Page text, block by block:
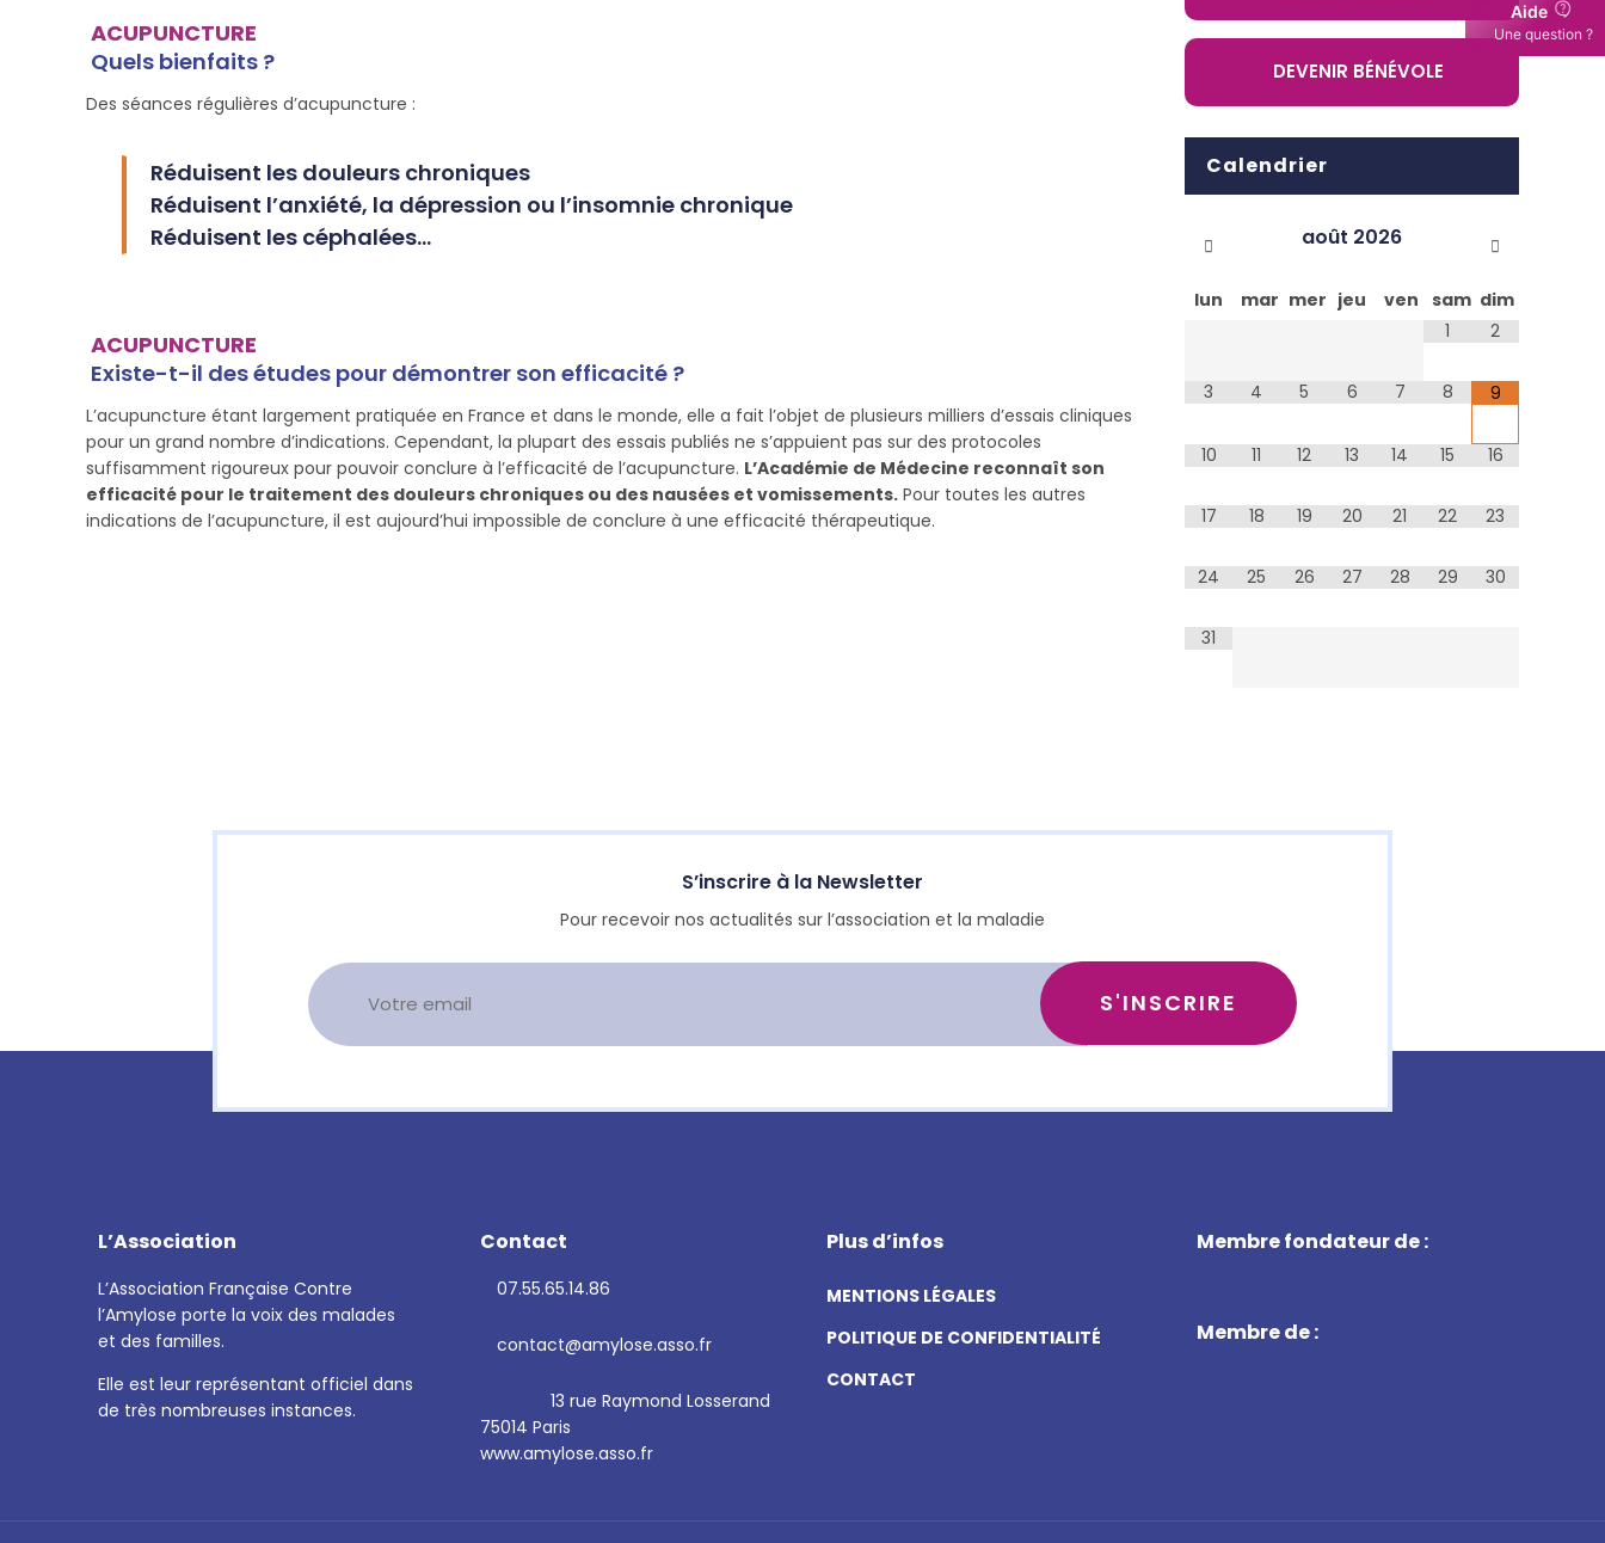
ACUPUNCTURE
Quels bienfaits ?
Des séances régulières d’acupuncture :
Réduisent les douleurs chroniques
Réduisent l’anxiété, la dépression ou l’insomnie chronique
Réduisent les céphalées…
ACUPUNCTURE
Existe-t-il des études pour démontrer son efficacité ?
L’acupuncture étant largement pratiquée en France et dans le monde, elle a fait l’objet de plusieurs milliers d’essais cliniques
pour un grand nombre d’indications. Cependant, la plupart des essais publiés ne s’appuient pas sur des protocoles
suffisamment rigoureux pour pouvoir conclure à l’efficacité de l’acupuncture. L’Académie de Médecine reconnaît son
efficacité pour le traitement des douleurs chroniques ou des nausées et vomissements. Pour toutes les autres
indications de l’acupuncture, il est aujourd’hui impossible de conclure à une efficacité thérapeutique.
DEVENIR BÉNÉVOLE
Calendrier
août 2026
lun mar mer jeu ven sam dim
1
2
3 4 5 6 7 8 9
10 11 12 13 14 15 16
17 18 19 20 21 22 23
24 25 26 27 28 29 30
31
S’inscrire à la Newsletter
Pour recevoir nos actualités sur l’association et la maladie
L’Association
L’Association Française Contre
l’Amylose porte la voix des malades
et des familles.
Elle est leur représentant officiel dans
de très nombreuses instances.
Contact
07.55.65.14.86
contact@amylose.asso.fr
13 rue Raymond Losserand
75014 Paris
www.amylose.asso.fr
Plus d’infos
MENTIONS LÉGALES
POLITIQUE DE CONFIDENTIALITÉ
CONTACT
Membre fondateur de :
Membre de :
Aide
Une question ?